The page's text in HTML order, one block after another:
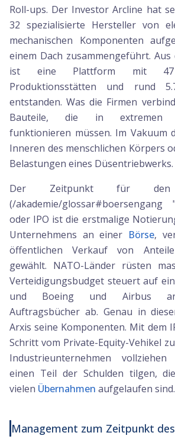
Roll-ups. Der Investor Arcline hat
32 spezialisierte Hersteller von
mechanischen Komponenten
einem Dach zusammengeführt.
ist eine Plattform mit
Produktionsstätten und rund
entstanden. Was die Firmen
Bauteile, die in extremen
funktionieren müssen. Im Vakuum
Inneren des menschlichen Körpers
Belastungen eines Düsentriebwerks.
Der Zeitpunkt für den
(/akademie/
oder IPO ist die erstmalige
Unternehmens an einer Börse,
öffentlichen Verkauf von
gewählt. NATO-Länder rüsten
Verteidigungsbudget steuert auf
und Boeing und Airbus
Auftragsbücher ab. Genau in
Arxis seine Komponenten. Mit dem
Schritt vom Private-Equity-Vehikel
Industrieunternehmen
einen Teil der Schulden tilgen,
vielen Übernahmen aufgelaufen sind.
Management zum Zeitpunkt